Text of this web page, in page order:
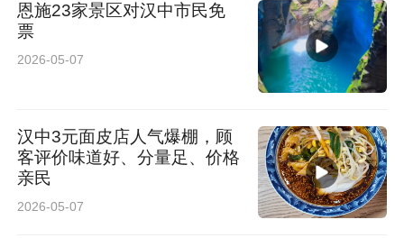
恩施23家景区对汉中市民免
票
2026-05-07
汉中3元面皮店人气爆棚，顾
客评价味道好、分量足、价格
亲民
2026-05-07